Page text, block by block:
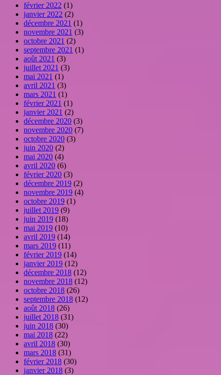
février 2022 (1)
janvier 2022 (2)
décembre 2021 (1)
novembre 2021 (3)
octobre 2021 (2)
septembre 2021 (1)
août 2021 (3)
juillet 2021 (3)
mai 2021 (1)
avril 2021 (3)
mars 2021 (1)
février 2021 (1)
janvier 2021 (2)
décembre 2020 (3)
novembre 2020 (7)
octobre 2020 (3)
juin 2020 (2)
mai 2020 (4)
avril 2020 (6)
février 2020 (3)
décembre 2019 (2)
novembre 2019 (4)
octobre 2019 (1)
juillet 2019 (9)
juin 2019 (18)
mai 2019 (10)
avril 2019 (14)
mars 2019 (11)
février 2019 (14)
janvier 2019 (12)
décembre 2018 (12)
novembre 2018 (12)
octobre 2018 (26)
septembre 2018 (12)
août 2018 (26)
juillet 2018 (31)
juin 2018 (30)
mai 2018 (22)
avril 2018 (30)
mars 2018 (31)
février 2018 (30)
janvier 2018 (3)